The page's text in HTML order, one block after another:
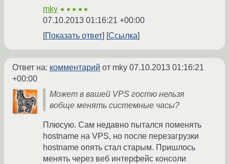
mky ★★★★★
07.10.2013 01:16:21 +00:00
Показать ответ
Ссылка
Ответ на: комментарий от mky 07.10.2013 01:16:21
+00:00
Может в вашей VPS гостю нельзя
вобще менять системные часы?
Плюсую. Сам недавно пытался поменять
hostname на VPS, но после перезагрузки
hostname опять стал старым. Пришлось
менять через веб интерфейс консоли